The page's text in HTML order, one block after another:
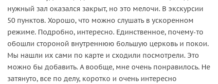
нужный зал оказался закрыт, но это мелочи. В экскурсии
50 пунктов. Хорошо, что можно слушать в ускоренном
режиме. Подробно, интересно. Единственное, почему-то
обошли стороной внутреннюю большую церковь и покои.
Мы нашли их сами по карте и сходили посмотрели. Это
можно бы добавить. А вообще, мне очень понравилось. Не
затянуто, все по делу, коротко и очень интересно